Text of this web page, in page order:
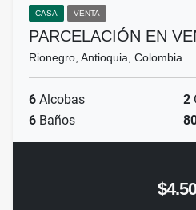
CASA VENTA
PARCELACIÓN EN
Rionegro, Antioquia, Colombia
6 Alcobas 2
6 Baños